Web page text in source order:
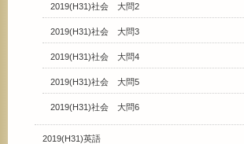
2019(H31)社会 大問2
2019(H31)社会 大問3
2019(H31)社会 大問4
2019(H31)社会 大問5
2019(H31)社会 大問6
2019(H31)英語